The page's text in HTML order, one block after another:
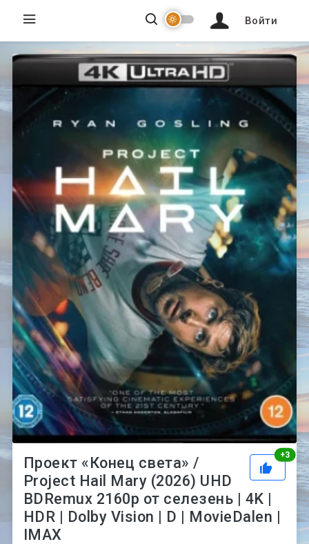
Войти
+3
Проект «Конец света» /
Project Hail Mary (2026) UHD
BDRemux 2160p от селезень | 4K |
HDR | Dolby Vision | D | MovieDalen |
IMAX